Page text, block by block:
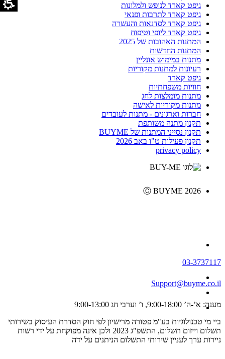
גיפט קארד לנופש ולמלונות
גיפט קארד לתרבות ופנאי
גיפט קארד לסדנאות והעשרה
גיפט קארד ליופי וטיפוח
המתנות האהובות של 2025
המתנות החדשות
מתנות במימוש אונליין
רעיונות למתנות מקוריות
גיפט קארד
חוויות משפחתיות
מתנות מומלצות לחג
מתנות מקוריות לאישה
חברות וארגונים - מתנות לעובדים
תקנון מתנה משותפת
תקנון נסייני המתנות של BUYME
תקנון פעילות ט"ו באב 2026
privacy policy
Ⓒ BUYME 2026
03-3737117
Support@buyme.co.il
מענה: א’-ה’ 9:00-18:00, ו’ וערבי חג 9:00-13:00
ביי מי טכנולוגיות בע"מ פטורה מרישיון לפי חוק הסדרת העיסוק בשירותי
תשלום וייזום תשלום, התשפ"ג 2023 ולכן אינה מפוקחת על ידי רשות
ניירות ערך לעניין שירותי התשלום הניתנים על ידה